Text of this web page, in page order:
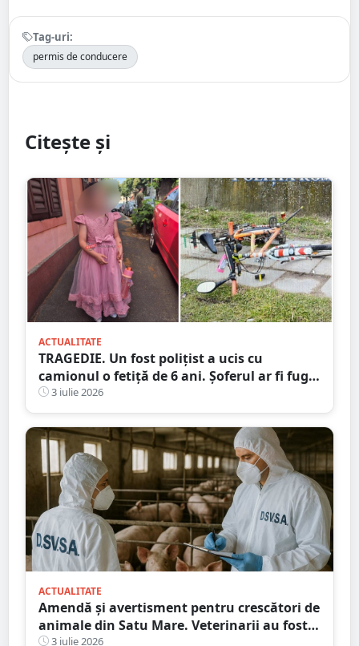
Tag-uri:
permis de conducere
Citește și
ACTUALITATE
TRAGEDIE. Un fost polițist a ucis cu
camionul o fetiță de 6 ani. Șoferul ar fi fugit
de la locul accidentului
3 iulie 2026
ACTUALITATE
Amendă și avertisment pentru crescători de
animale din Satu Mare. Veterinarii au fost
3 iulie 2026